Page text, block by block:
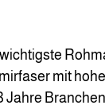
mit
Jahre